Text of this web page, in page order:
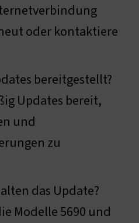
oder kontaktiere
bereitgestellt?
Updates bereit,
und
zu
das Update?
Modelle 5690 und